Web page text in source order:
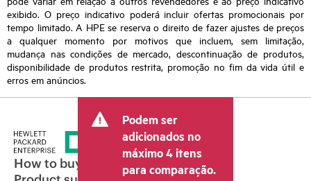
exibido. O preço indicativo poderá incluir ofertas promocionais por
tempo limitado. A HPE se reserva o direito de fazer ajustes de preços
a qualquer momento por motivos que incluem, sem limitação,
mudança nas condições de mercado, descontinuação de produtos,
disponibilidade de produtos restrita, promoção no fim da vida útil e
erros em anúncios.
Podem ser
adicionados no
máximo 4 itens
para comparação.
How to buy